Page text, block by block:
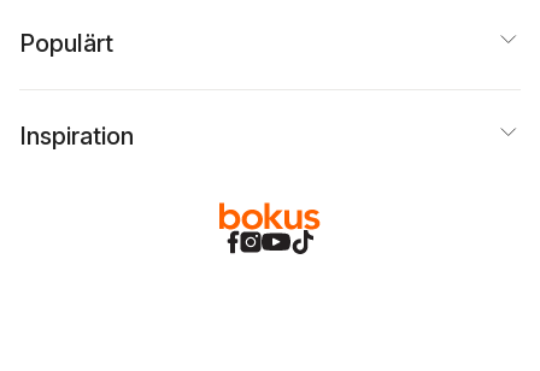
Populärt
Inspiration